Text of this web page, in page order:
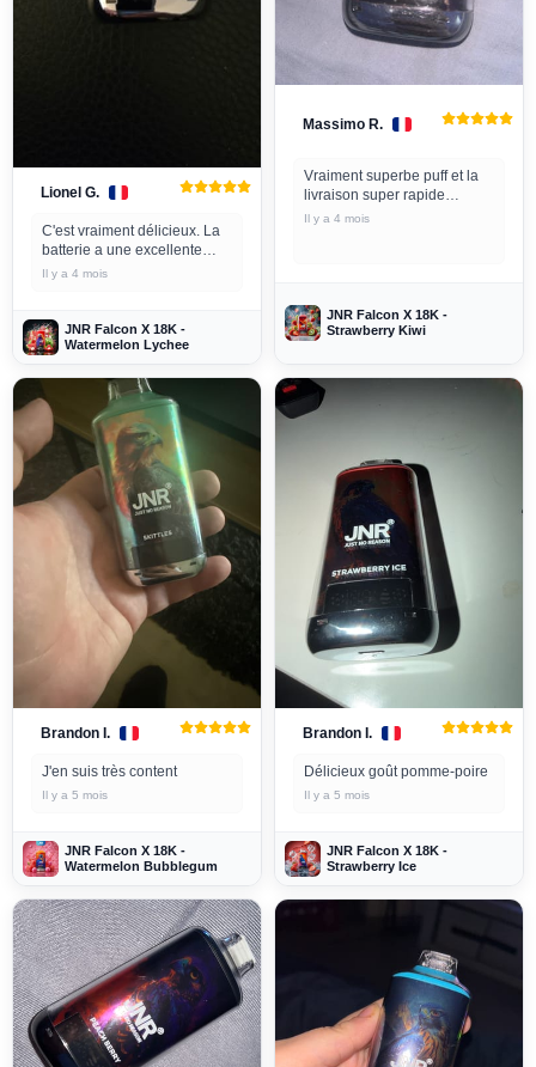
Lionel G.
C'est vraiment délicieux. La
batterie a une excellente
autonomie.
avant midi mercredi, reçu
jeudi.
Il y a 4 mois
JNR Falcon X 18K -
Watermelon Lychee
Massimo R.
Vraiment superbe puff et la
livraison super rapide
Je suis sûr que je
Il y a 4 mois
JNR Falcon X 18K -
Strawberry Kiwi
Brandon I.
J'en suis très content
Il y a 5 mois
JNR Falcon X 18K -
Watermelon Bubblegum
Brandon I.
Délicieux goût pomme-poire
Il y a 5 mois
JNR Falcon X 18K -
Strawberry Ice